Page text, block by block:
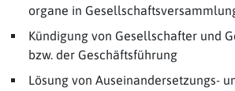
organe in
Kündigung von Gesellschafter und
bzw. der Geschäftsführung
Lösung von Auseinandersetzungs-